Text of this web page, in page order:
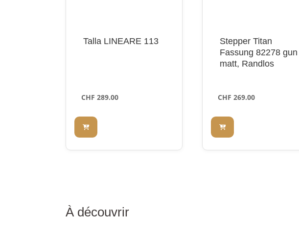
Talla LINEARE 113
CHF 289.00
Stepper Titan
Fassung 82278 gun
matt, Randlos
CHF 269.00
À découvrir